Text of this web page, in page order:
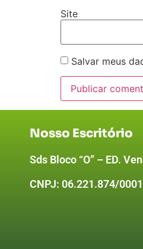
Site
Salvar meus
Nosso Escritório
Sds Bloco “O” – ED.
CNPJ: 06.221.874/